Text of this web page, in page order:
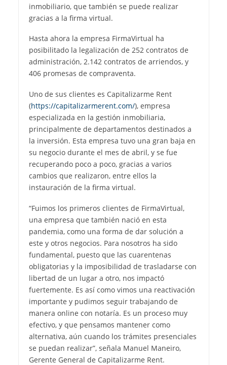
inmobiliario, que también se puede realizar
gracias a la firma virtual.
Hasta ahora la empresa FirmaVirtual ha
posibilitado la legalización de 252 contratos de
administración, 2.142 contratos de arriendos, y
406 promesas de compraventa.
Uno de sus clientes es Capitalizarme Rent
(https://capitalizarmerent.com/), empresa
especializada en la gestión inmobiliaria,
principalmente de departamentos destinados a
la inversión. Esta empresa tuvo una gran baja en
su negocio durante el mes de abril, y se fue
recuperando poco a poco, gracias a varios
cambios que realizaron, entre ellos la
instauración de la firma virtual.
“Fuimos los primeros clientes de FirmaVirtual,
una empresa que también nació en esta
pandemia, como una forma de dar solución a
este y otros negocios. Para nosotros ha sido
fundamental, puesto que las cuarentenas
obligatorias y la imposibilidad de trasladarse con
libertad de un lugar a otro, nos impactó
fuertemente. Es así como vimos una reactivación
importante y pudimos seguir trabajando de
manera online con notaría. Es un proceso muy
efectivo, y que pensamos mantener como
alternativa, aún cuando los trámites presenciales
se puedan realizar”, señala Manuel Maneiro,
Gerente General de Capitalizarme Rent.